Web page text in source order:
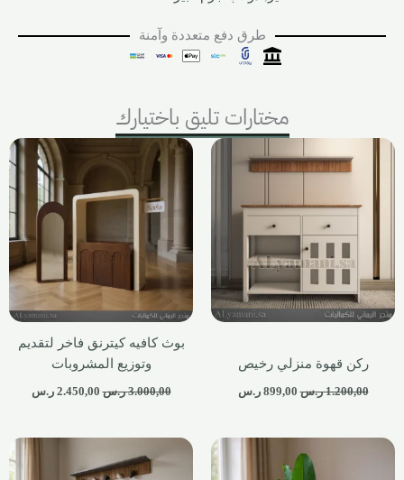
طرق دفع متعددة وآمنة
مختارات تليق باختيارك
ركن قهوة منزلي رخيص
1.200,00 ر.س 899,00 ر.س
بوث كافيه كيترنق فاخر لتقديم
وتوزيع المشروبات
3.000,00 ر.س 2.450,00 ر.س